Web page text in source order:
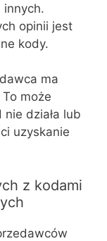
opinii jest
kody.
ma
może
działa lub
uzyskanie
z kodami